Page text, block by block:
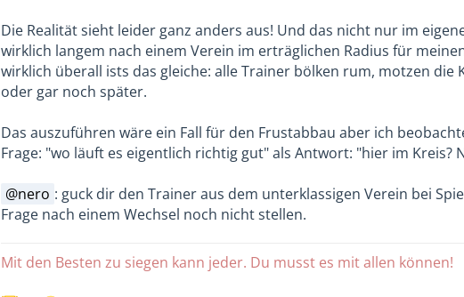
Die Realität sieht leider ganz anders aus! Und das nicht nur im
wirklich langem nach einem Verein im erträglichen Radius für
wirklich überall ists das gleiche: alle Trainer bölken rum, motzen
oder gar noch später.
Das auszuführen wäre ein Fall für den Frustabbau aber ich
Frage: "wo läuft es eigentlich richtig gut" als Antwort: "hier im Kreis?
nero : guck dir den Trainer aus dem unterklassigen Verein bei
Frage nach einem Wechsel noch nicht stellen.
Mit den Besten zu siegen kann jeder. Du musst es mit allen können!